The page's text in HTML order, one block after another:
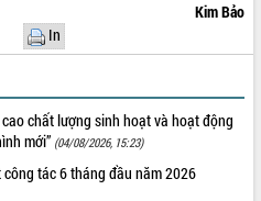
Kim Bảo
In
chất lượng sinh hoạt và hoạt động
mới” (04/08/2026, 15:23)
tác 6 tháng đầu năm 2026